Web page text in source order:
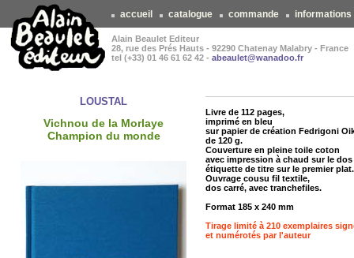
accueil catalogue commande informations
Alain Beaulet Editeur
28, rue des Prés Hauts - 92290 Chatenay Malabry - France
tel (+33) 01 46 61 62 42 - abeaulet@wanadoo.fr
LOUSTAL
Vichnou de la Morlaye
Champion du monde
Livre de 112 pages,
imprimé en bleu
sur papier de création Fedrigoni
de 120 g.
Couverture en pleine toile coton
avec impression à chaud sur le dos
étiquette de titre sur le premier plat.
Ouvrage cousu fil textile,
dos carré, avec tranchefiles.
Format 185 x 240 mm
Tirage limité à 210 exemplaires
et numérotés par l'auteur